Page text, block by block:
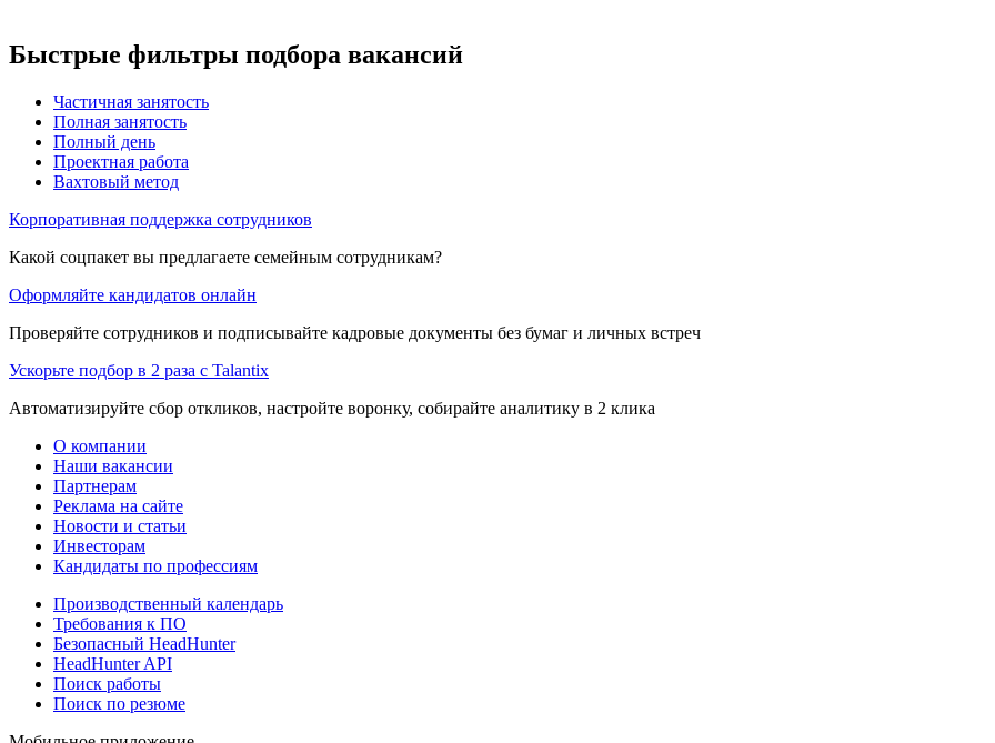
Быстрые фильтры подбора вакансий
Частичная занятость
Полная занятость
Полный день
Проектная работа
Вахтовый метод
Корпоративная поддержка сотрудников
Какой соцпакет вы предлагаете семейным сотрудникам?
Оформляйте кандидатов онлайн
Проверяйте сотрудников и подписывайте кадровые документы без бумаг и личных встреч
Ускорьте подбор в 2 раза с Talantix
Автоматизируйте сбор откликов, настройте воронку, собирайте аналитику в 2 клика
О компании
Наши вакансии
Партнерам
Реклама на сайте
Новости и статьи
Инвесторам
Кандидаты по профессиям
Производственный календарь
Требования к ПО
Безопасный HeadHunter
HeadHunter API
Поиск работы
Поиск по резюме